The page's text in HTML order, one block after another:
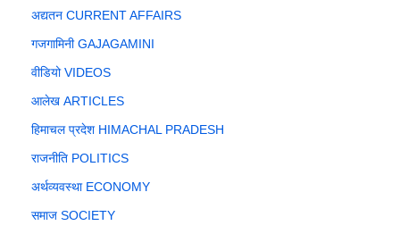
अद्यतन CURRENT AFFAIRS
गजगामिनी GAJAGAMINI
वीडियो VIDEOS
आलेख ARTICLES
हिमाचल प्रदेश HIMACHAL PRADESH
राजनीति POLITICS
अर्थव्यवस्था ECONOMY
समाज SOCIETY